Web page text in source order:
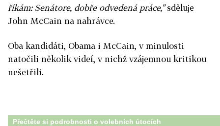
říkám: Senátore, dobře odvedená práce,"sděluje
John McCain na nahrávce.
Oba kandidáti, Obama i McCain, v minulosti
natočili několik videí, v nichž vzájemnou kritikou
nešetřili.
Přečtěte si podrobnosti o volebních útocích